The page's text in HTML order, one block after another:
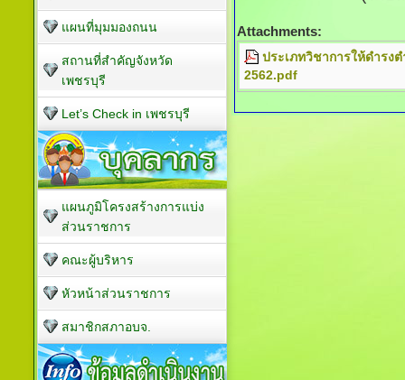
Attachments:
ประเภทวิชาการให้ดำร
2562.pdf
แผนที่มุมมองถนน
สถานที่สำคัญจังหวัด
เพชรบุรี
Let’s Check in เพชรบุรี
แผนภูมิโครงสร้างการแบ่ง
ส่วนราชการ
คณะผู้บริหาร
หัวหน้าส่วนราชการ
สมาชิกสภาอบจ.